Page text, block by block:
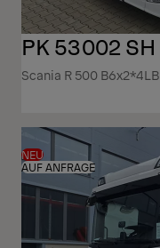
PK 53002 SH
Scania R 500 B6x2*4LB
NEU
AUF ANFRAGE